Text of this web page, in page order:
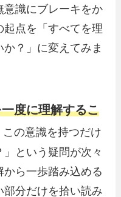
意識にブレーキをか
点を「すべてを理
？」に変えてみま
度に理解するこ
この意識を持つだけ
という疑問が次々
から一歩踏み込める
部分だけを拾い読み